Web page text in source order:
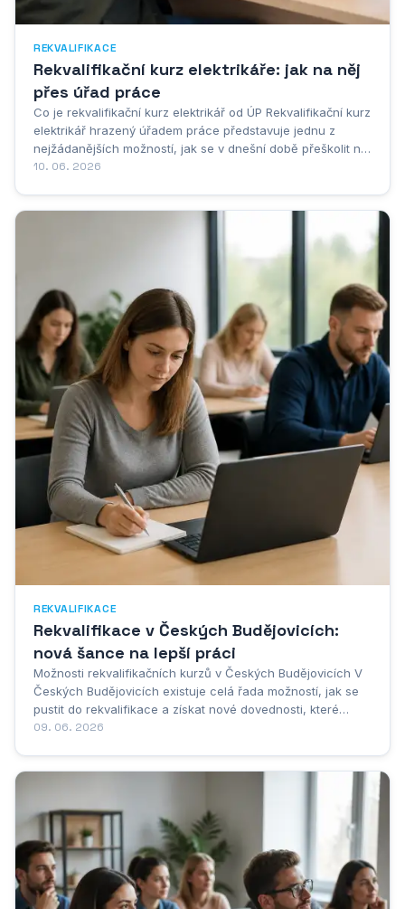
REKVALIFIKACE
Rekvalifikační kurz elektrikáře: jak na něj
přes úřad práce
Co je rekvalifikační kurz elektrikář od ÚP Rekvalifikační kurz
elektrikář hrazený úřadem práce představuje jednu z
nejžádanějších možností, jak se v dnešní době přeškolit na
novou profesi a získat stabilní zaměstnání v oboru, který je
10. 06. 2026
REKVALIFIKACE
Rekvalifikace v Českých Budějovicích:
nová šance na lepší práci
Možnosti rekvalifikačních kurzů v Českých Budějovicích V
Českých Budějovicích existuje celá řada možností, jak se
pustit do rekvalifikace a získat nové dovednosti, které
otevřou dveře k lepšímu zaměstnání nebo úplně jiné
09. 06. 2026